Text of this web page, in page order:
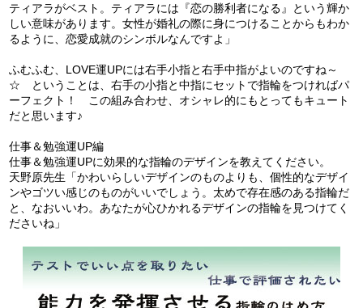
ティアラがベスト。ティアラには『恋の勝利者になる』という輝か
しい意味があります。女性が婚礼の際に身につけることからもわか
るように、恋愛成就のシンボルなんですよ」
ふむふむ、LOVE運UPには右手小指と右手中指がよいのですね～
☆ ということは、右手の小指と中指にセットで指輪をつければパ
ーフェクト！ この組み合わせ、オシャレ的にもとってもキュート
だと思います♪
仕事＆勉強運UP編
仕事＆勉強運UPに効果的な指輪のデザインを教えてください。
天野原先生「かわいらしいデザインのものよりも、個性的なデザイ
ンやゴツい感じのものがいいでしょう。太めで存在感のある指輪だ
と、なおいいわ。あなたが心ひかれるデザインの指輪を見つけてく
ださいね」